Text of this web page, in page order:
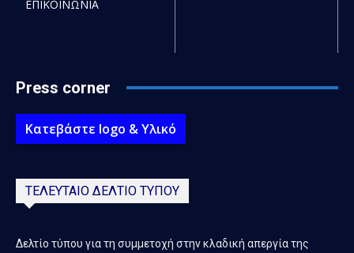
ΕΠΙΚΟΙΝΩΝΙΑ
Press corner
Κατεβάστε logo & Υλικό
ΤΕΛΕΥΤΑΙΟ ΔΕΛΤΙΟ ΤΥΠΟΥ
Δελτίο τύπου για τη συμμετοχή στην κλαδική απεργία της